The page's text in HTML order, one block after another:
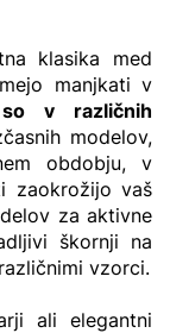
klasika med
manjkati v
v različnih
modelov,
obdobju, v
zaokrožijo vaš
za aktivne
škornji na
vzorci.
ali elegantni